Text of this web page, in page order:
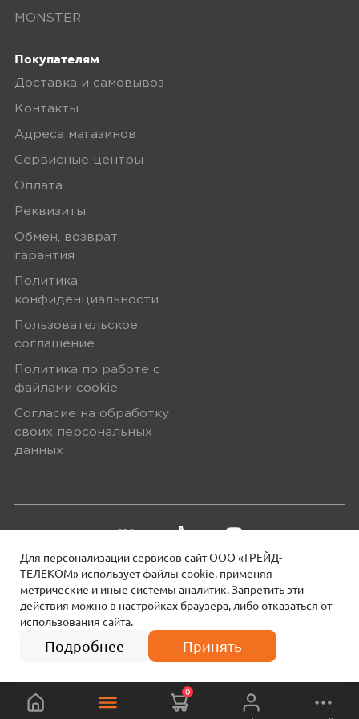
Для персонализации сервисов сайт ООО «ТРЕЙД-
ТЕЛЕКОМ» использует файлы сookie, применяя
метрические и иные системы аналитик. Запретить эти
действия можно в настройках браузера, либо отказаться от
использования сайта.
Подробнее Принять
1 990
4 платежа по
мне вполне достаточно. Удивила то
могу разрядить их за один раз.
Заряжается быстро от разъёма
тайпси и...
Не удобны для звонков
Плюсы
По популярности
4.50
Оценка покупателей рассчитана на
основании 4 отзывов
5 звёзд
4
звёзды
MONSTER
Покупателям
Доставка и самовывоз
Контакты
Адреса магазинов
Сервисные центры
Оплата
Реквизиты
Обмен, возврат,
гарантия
Политика
конфиденциальности
Пользовательское
соглашение
Политика по работе с
файлами сookie
Согласие на обработку
своих персональных
данных
© 2026 МОТИВ. Все права защищены!
0